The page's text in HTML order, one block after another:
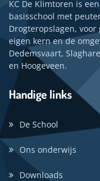
KC De Klimtoren is
basisschool met
Drogteropslagen,
eigen kern en de
Dedemsvaart,
en Hoogeveen.
Handige links
De School
Ons onderwijs
Downloads